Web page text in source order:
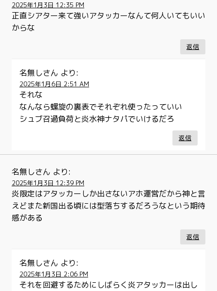
2025年1月3日 12:35 PM
正直シアター来て強いアタッカーなんて何人いてもいい
からな
返信
名無しさん より:
2025年1月6日 2:51 AM
それな
なんなら螺旋の裏表でそれぞれ使ったっていい
シュブ召過負荷と炎水神ナタパでいけるだろ
返信
名無しさん より:
2025年1月3日 12:39 PM
炎限定はアタッカーしか出さないアホ運営だから神と言
えどまた新国出る頃には型落ちするだろうなという期待
感がある
返信
名無しさん より:
2025年1月3日 2:06 PM
それを回避するためにしばらく炎アタッカーは出し